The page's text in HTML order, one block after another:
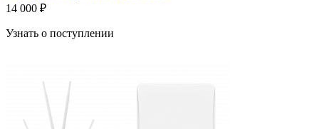
14 000 ₽
Узнать о поступлении